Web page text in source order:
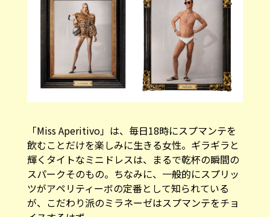
飲むことだけを楽しみに生きる女性。ギラギラと
輝くタイトなミニドレスは、まるで乾杯の瞬間の
スパークそのもの。ちなみに、一般的にスプリッ
ツがアペリティーボの定番として知られている
が、こだわり派のミラネーゼはスプマンテをチョ
イスするはず。